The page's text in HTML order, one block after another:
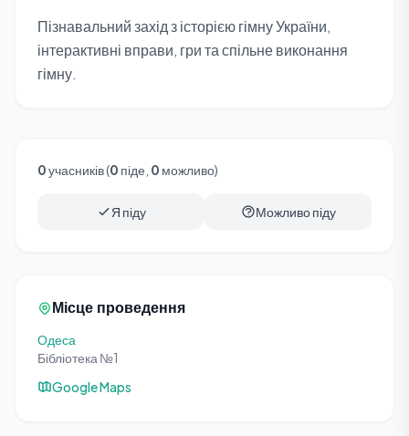
Пізнавальний захід з історією гімну України,
інтерактивні вправи, гри та спільне виконання
гімну.
0учасників (0 піде, 0 можливо)
Я піду Можливо піду
Місце проведення
Одеса
Бібліотека №1
Google Maps